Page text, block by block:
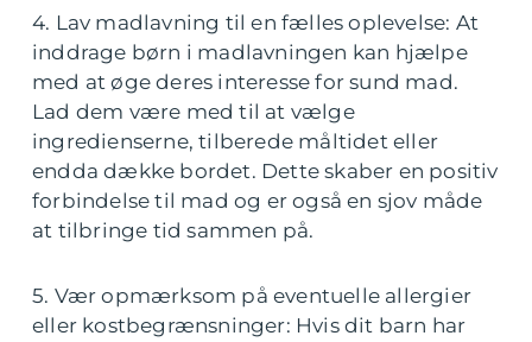
4. Lav madlavning til en fælles oplevelse: At
inddrage børn i madlavningen kan hjælpe
med at øge deres interesse for sund mad.
Lad dem være med til at vælge
ingredienserne, tilberede måltidet eller
endda dække bordet. Dette skaber en positiv
forbindelse til mad og er også en sjov måde
at tilbringe tid sammen på.
5. Vær opmærksom på eventuelle allergier
eller kostbegrænsninger: Hvis dit barn har